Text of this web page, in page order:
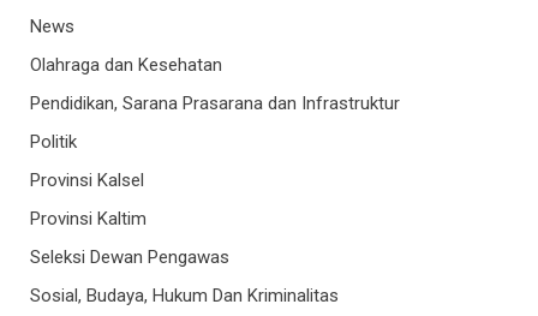
News
Olahraga dan Kesehatan
Pendidikan, Sarana Prasarana dan Infrastruktur
Politik
Provinsi Kalsel
Provinsi Kaltim
Seleksi Dewan Pengawas
Sosial, Budaya, Hukum Dan Kriminalitas